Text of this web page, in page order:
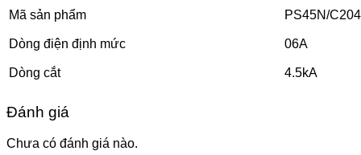
Mã sản phẩm PS45N/
Dòng điện định mức 06A
Dòng cắt 4.5kA
Đánh giá
Chưa có đánh giá nào.